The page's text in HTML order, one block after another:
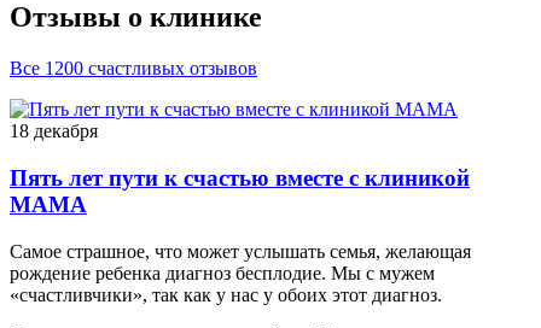
Отзывы о клинике
Все 1200 счастливых отзывов
18 декабря
Пять лет пути к счастью вместе с клиникой
МАМА
Самое страшное, что может услышать семья, желающая
рождение ребенка диагноз бесплодие. Мы с мужем
«счастливчики», так как у нас у обоих этот диагноз.